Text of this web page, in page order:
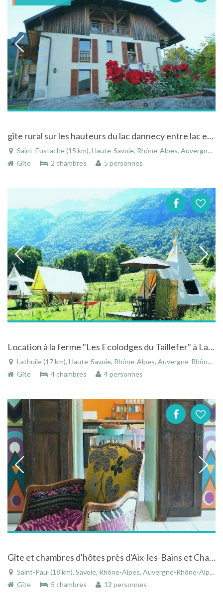
gîte rural sur les hauteurs du lac dannecy entre lac et montagne
Saint-Eustache (15 km), Haute-Savoie, Rhône-Alpes, Auvergne-Rhône-Alpes, France
Gîte
2 chambres 5 personnes
Location à la ferme "Les Ecolodges du Taillefer" à Lathuile en Rhône-Alpes
Lathuile (17 km), Haute-Savoie, Rhône-Alpes, Auvergne-Rhône-Alpes, France
Gîte
4 chambres 4 personnes
Gîte et chambres d'hôtes près d'Aix-les-Bains et Chambéry à Saint-Paul en Savoie dans les Alpes
Saint-Paul (18 km), Savoie, Rhône-Alpes, Auvergne-Rhône-Alpes, France
Gîte
5 chambres 12 personnes